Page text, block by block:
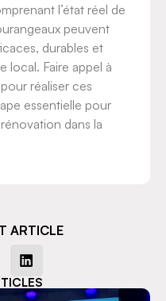
l’état réel de
peuvent
durables et
local. Faire appel à
réaliser ces
essentielle pour
dans la
ARTICLE